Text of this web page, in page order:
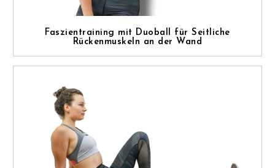
Faszientraining mit Duoball für Seitliche
Rückenmuskeln an der Wand